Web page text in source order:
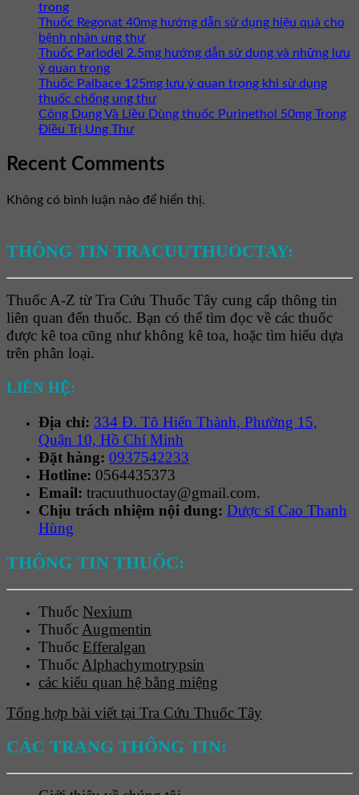
trọng
Thuốc Regonat 40mg hướng dẫn sử dụng hiệu quả cho
bệnh nhân ung thư
Thuốc Parlodel 2.5mg hướng dẫn sử dụng và những lưu
ý quan trọng
Thuốc Palbace 125mg lưu ý quan trọng khi sử dụng
thuốc chống ung thư
Công Dụng Và Liều Dùng thuốc Purinethol 50mg Trong
Điều Trị Ung Thư
Recent Comments
Không có bình luận nào để hiển thị.
THÔNG TIN TRACUUTHUOCTAY:
Thuốc A-Z từ Tra Cứu Thuốc Tây cung cấp thông tin
liên quan đến thuốc. Bạn có thể tìm đọc về các thuốc
được kê toa cũng như không kê toa, hoặc tìm hiểu dựa
trên phân loại.
LIÊN HỆ:
Địa chỉ: 334 Đ. Tô Hiến Thành, Phường 15,
Quận 10, Hồ Chí Minh
Đặt hàng: 0937542233
Hotline: 0564435373
Email: tracuuthuoctay@gmail.com.
Chịu trách nhiệm nội dung: Dược sĩ Cao Thanh
Hùng
THÔNG TIN THUỐC:
Thuốc Nexium
Thuốc Augmentin
Thuốc Efferalgan
Thuốc Alphachymotrypsin
các kiểu quan hệ bằng miệng
Tổng hợp bài viết tại Tra Cứu Thuốc Tây
CÁC TRANG THÔNG TIN: